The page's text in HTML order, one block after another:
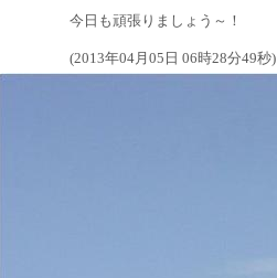
今日も頑張りましょう～！
(2013年04月05日 06時28分49秒)